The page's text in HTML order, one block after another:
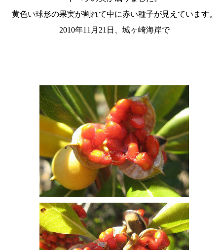
黄色い球形の果実が割れて中に赤い種子が見えています。
2010年11月21日、城ヶ崎海岸で